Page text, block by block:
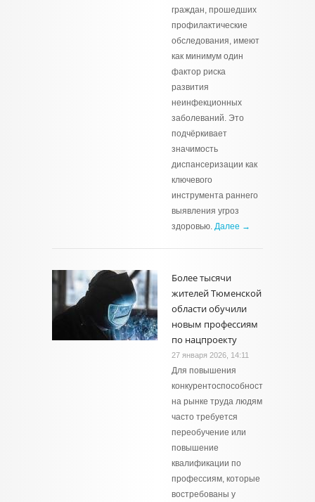
граждан, прошедших
профилактические
обследования, имеют
как минимум один
фактор риска
развития
неинфекционных
заболеваний. Это
подчёркивает
значимость
диспансеризации как
ключевого
инструмента раннего
выявления угроз
здоровью. Далее →
Более тысячи
жителей Тюменской
области обучили
новым профессиям
по нацпроекту
27 января 2026, 14:11
Для повышения
конкурентоспособности
на рынке труда людям
часто требуется
переобучение или
повышение
квалификации по
профессиям, которые
востребованы у